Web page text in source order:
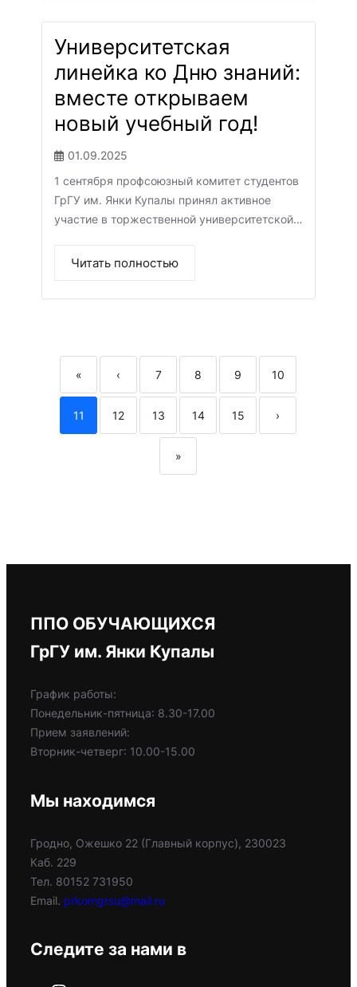
Университетская
линейка ко Дню знаний:
вместе открываем
новый учебный год!
01.09.2025
1 сентября профсоюзный комитет студентов
ГрГУ им. Янки Купалы принял активное
участие в торжественной университетской…
Читать полностью
« ‹ 7 8 9 10
11 12 13 14 15 ›
»
ППО ОБУЧАЮЩИХСЯ
ГрГУ им. Янки Купалы
График работы:
Понедельник-пятница: 8.30-17.00
Прием заявлений:
Вторник-четверг: 10.00-15.00
Мы находимся
Гродно, Ожешко 22 (Главный корпус), 230023
Каб. 229
Тел. 80152 731950
Email. prkomgrsu@mail.ru
Следите за нами в